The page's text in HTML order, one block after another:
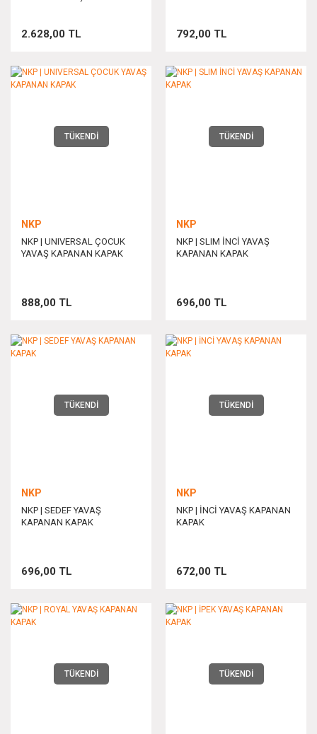
2.628,00 TL 792,00 TL
TÜKENDİ
NKP
NKP | UNIVERSAL ÇOCUK
YAVAŞ KAPANAN KAPAK
888,00 TL
TÜKENDİ
NKP
NKP | SLIM İNCİ YAVAŞ
KAPANAN KAPAK
696,00 TL
TÜKENDİ
NKP
NKP | SEDEF YAVAŞ
KAPANAN KAPAK
696,00 TL
TÜKENDİ
NKP
NKP | İNCİ YAVAŞ KAPANAN
KAPAK
672,00 TL
TÜKENDİ TÜKENDİ